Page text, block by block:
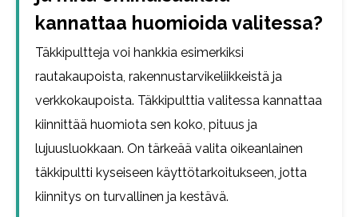
kannattaa huomioida valitessa?
Täkkipultteja voi hankkia esimerkiksi
rautakaupoista, rakennustarvikeliikkeistä ja
verkkokaupoista. Täkkipulttia valitessa kannattaa
kiinnittää huomiota sen koko, pituus ja
lujuusluokkaan. On tärkeää valita oikeanlainen
täkkipultti kyseiseen käyttötarkoitukseen, jotta
kiinnitys on turvallinen ja kestävä.